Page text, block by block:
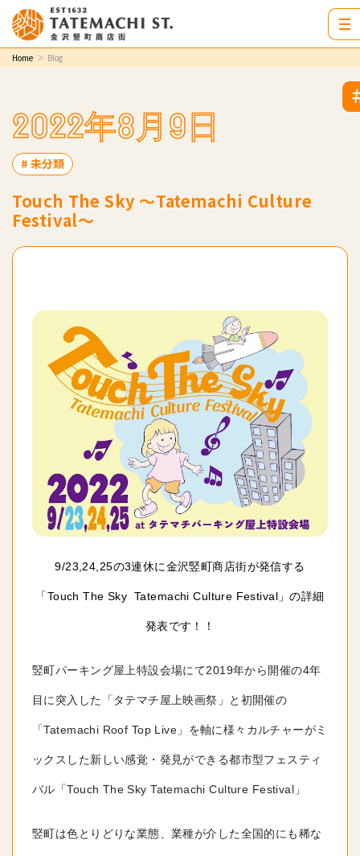
Home Blog
2022年8月9日
# 未分類
Touch The Sky 〜Tatemachi Culture
Festival〜
9/23,24,25の3連休に金沢竪町商店街が発信する
「Touch The Sky Tatemachi Culture Festival」の詳細
発表です！！
竪町パーキング屋上特設会場にて2019年から開催の4年
目に突入した「タテマチ屋上映画祭」と初開催の
「Tatemachi Roof Top Live」 を軸に様々カルチャーがミ
ックスした新しい感覚・発見ができる都市型フェスティ
バル「Touch The Sky Tatemachi Culture Festival」
竪町は色とりどりな業態、業種が介した全国的にも稀な